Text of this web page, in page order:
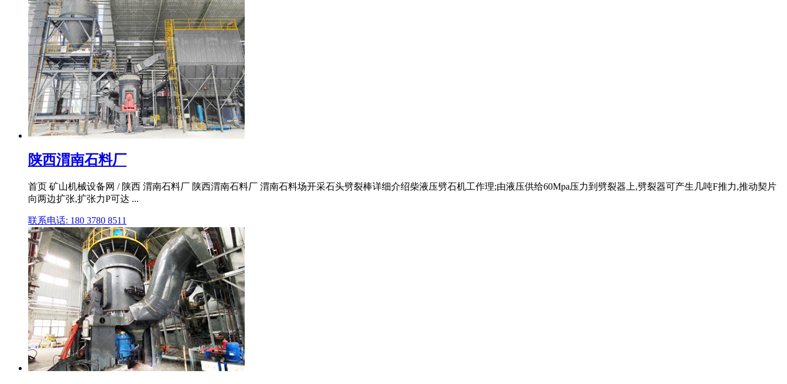
陕西渭南石料厂
首页 矿山机械设备网 / 陕西 渭南石料厂 陕西渭南石料厂 渭南石料场开采石头劈裂棒详细介绍柴液压劈石机工作理;由液压供给60Mpa压力到劈裂器上,劈裂器可产生几吨F推力,推动契片
向两边扩张,扩张力P可达 ...
联系电话: 180 3780 8511